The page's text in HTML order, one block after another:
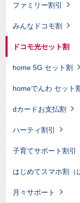
ファミリー割引
みんなドコモ割
ドコモ光セット割
home 5G セット割
homeでんわ セット
dカードお支払割
ハーティ割引
子育てサポート割引
はじめてスマホ割（
月々サポート